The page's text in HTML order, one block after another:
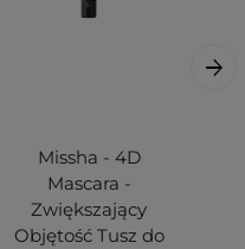
Missha - 4D
Mascara -
Zwiększający
Objętość Tusz do